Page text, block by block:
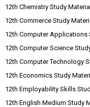
12th Chemistry Study
12th Commerce Study
12th Computer Applications
12th Computer Science
12th Computer Technology
12th Economics Study
12th Employability Skills
12th English Medium Study